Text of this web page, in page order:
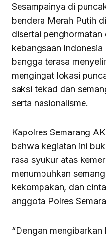
Sesampainya di
bendera Merah Putih
disertai penghormatan
kebangsaan Indonesia
bangga terasa
mengingat lokasi
saksi tekad dan
serta nasionalisme.
Kapolres Semarang
bahwa kegiatan ini
rasa syukur atas
menumbuhkan
kekompakan, dan
anggota Polres
“Dengan